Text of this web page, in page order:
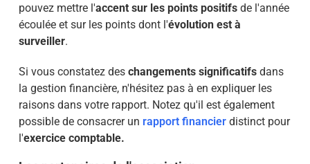
pouvez mettre l'accent sur les points positifsde l'année
écoulée et sur les points dont l'évolution est à
surveiller.
Si vous constatez des changements significatifs dans
la gestion financière, n'hésitez pas à en expliquer les
raisons dans votre rapport. Notez qu'il est également
possible de consacrer un rapport financierdistinct pour
l'exercice comptable.